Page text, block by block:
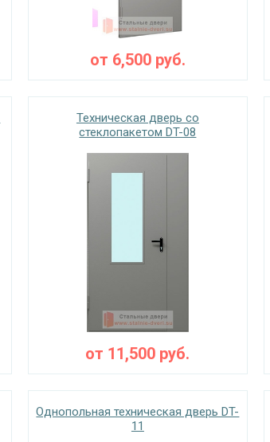
от 6,500руб.
Техническая дверь со
стеклопакетом DT-08
от 11,500 руб.
Однопольная техническая дверь DT-
11